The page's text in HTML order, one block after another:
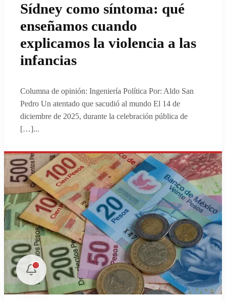
Sídney como síntoma: qué
enseñamos cuando
explicamos la violencia a las
infancias
Columna de opinión: Ingeniería Política Por: Aldo San
Pedro Un atentado que sacudió al mundo El 14 de
diciembre de 2025, durante la celebración pública de
[…]...